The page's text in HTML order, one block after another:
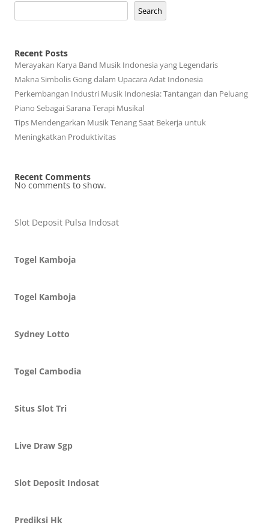
Search
Recent Posts
Merayakan Karya Band Musik Indonesia yang Legendaris
Makna Simbolis Gong dalam Upacara Adat Indonesia
Perkembangan Industri Musik Indonesia: Tantangan dan Peluang
Piano Sebagai Sarana Terapi Musikal
Tips Mendengarkan Musik Tenang Saat Bekerja untuk
Meningkatkan Produktivitas
Recent Comments
No comments to show.
Slot Deposit Pulsa Indosat
Togel Kamboja
Togel Kamboja
Sydney Lotto
Togel Cambodia
Situs Slot Tri
Live Draw Sgp
Slot Deposit Indosat
Prediksi Hk